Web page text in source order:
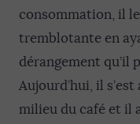
consommation, il
tremblotante en
dérangement qu’il
Aujourd’hui, il
milieu du café et il